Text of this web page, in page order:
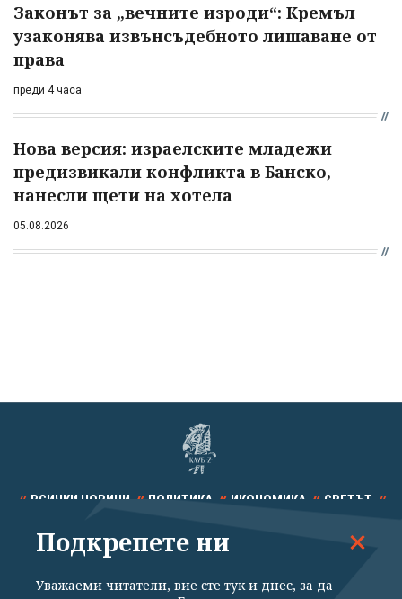
Законът за „вечните изроди“: Кремъл
узаконява извънсъдебното лишаване от
права
преди 4 часа
Нова версия: израелските младежи
предизвикали конфликта в Банско,
нанесли щети на хотела
05.08.2026
ВСИЧКИ НОВИНИ ПОЛИТИКА ИКОНОМИКА СВЕТЪТ
СПОРТ КУЛТУРА ТЕХНОЛОГИИ КАЛЕЙДОСКОП
Подкрепете ни
Уважаеми читатели, вие сте тук и днес, за да